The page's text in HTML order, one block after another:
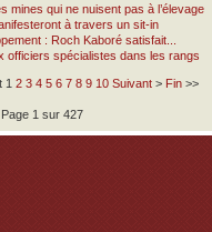
mines qui ne nuisent pas à l’élevage
à travers un sit-in
: Roch Kaboré satisfait...
officiers spécialistes dans les rangs
1 2 3 4 5 6 7 8 9 10 Suivant > Fin >>
Page 1 sur 427